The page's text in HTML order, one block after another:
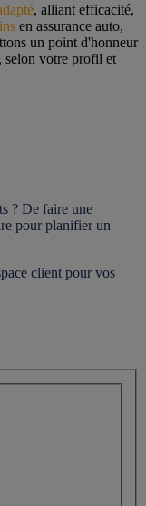
, alliant efficacité,
en assurance auto,
un point d'honneur
selon votre profil et
? De faire une
pour planifier un
client pour vos